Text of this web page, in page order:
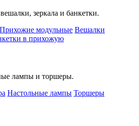
зеркала и банкетки.
Прихожие модульные Вешалки
в прихожую
лампы и торшеры.
Настольные лампы Торшеры